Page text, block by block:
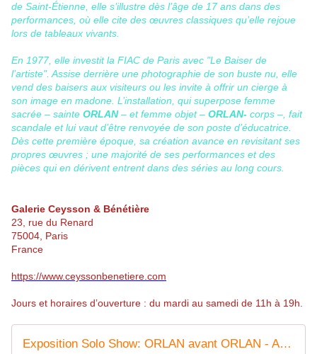
de Saint-Étienne, elle s’illustre dès l’âge de 17 ans dans des
performances, où elle cite des œuvres classiques qu’elle rejoue
lors de tableaux vivants.
En 1977, elle investit la FIAC de Paris avec "Le Baiser de
l’artiste". Assise derrière une photographie de son buste nu, elle
vend des baisers aux visiteurs ou les invite à offrir un cierge à
son image en madone. L’installation, qui superpose femme
sacrée – sainte ORLAN– et femme objet – ORLAN- corps –, fait
scandale et lui vaut d’être renvoyée de son poste d’éducatrice.
Dès cette première époque, sa création avance en revisitant ses
propres œuvres ; une majorité de ses performances et des
pièces qui en dérivent entrent dans des séries au long cours.
Galerie Ceysson & Bénétière
23, rue du Renard
75004, Paris
France
https://www.ceyssonbenetiere.com
Jours et horaires d’ouverture : du mardi au samedi de 11h à 19h.
Exposition Solo Show: ORLAN avant ORLAN - ACTUART by Eric SIMON